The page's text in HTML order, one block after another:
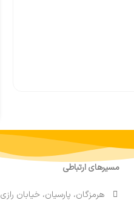
مسیرهای ارتباطی
هرمزگان، پارسیان، خیابان رازی